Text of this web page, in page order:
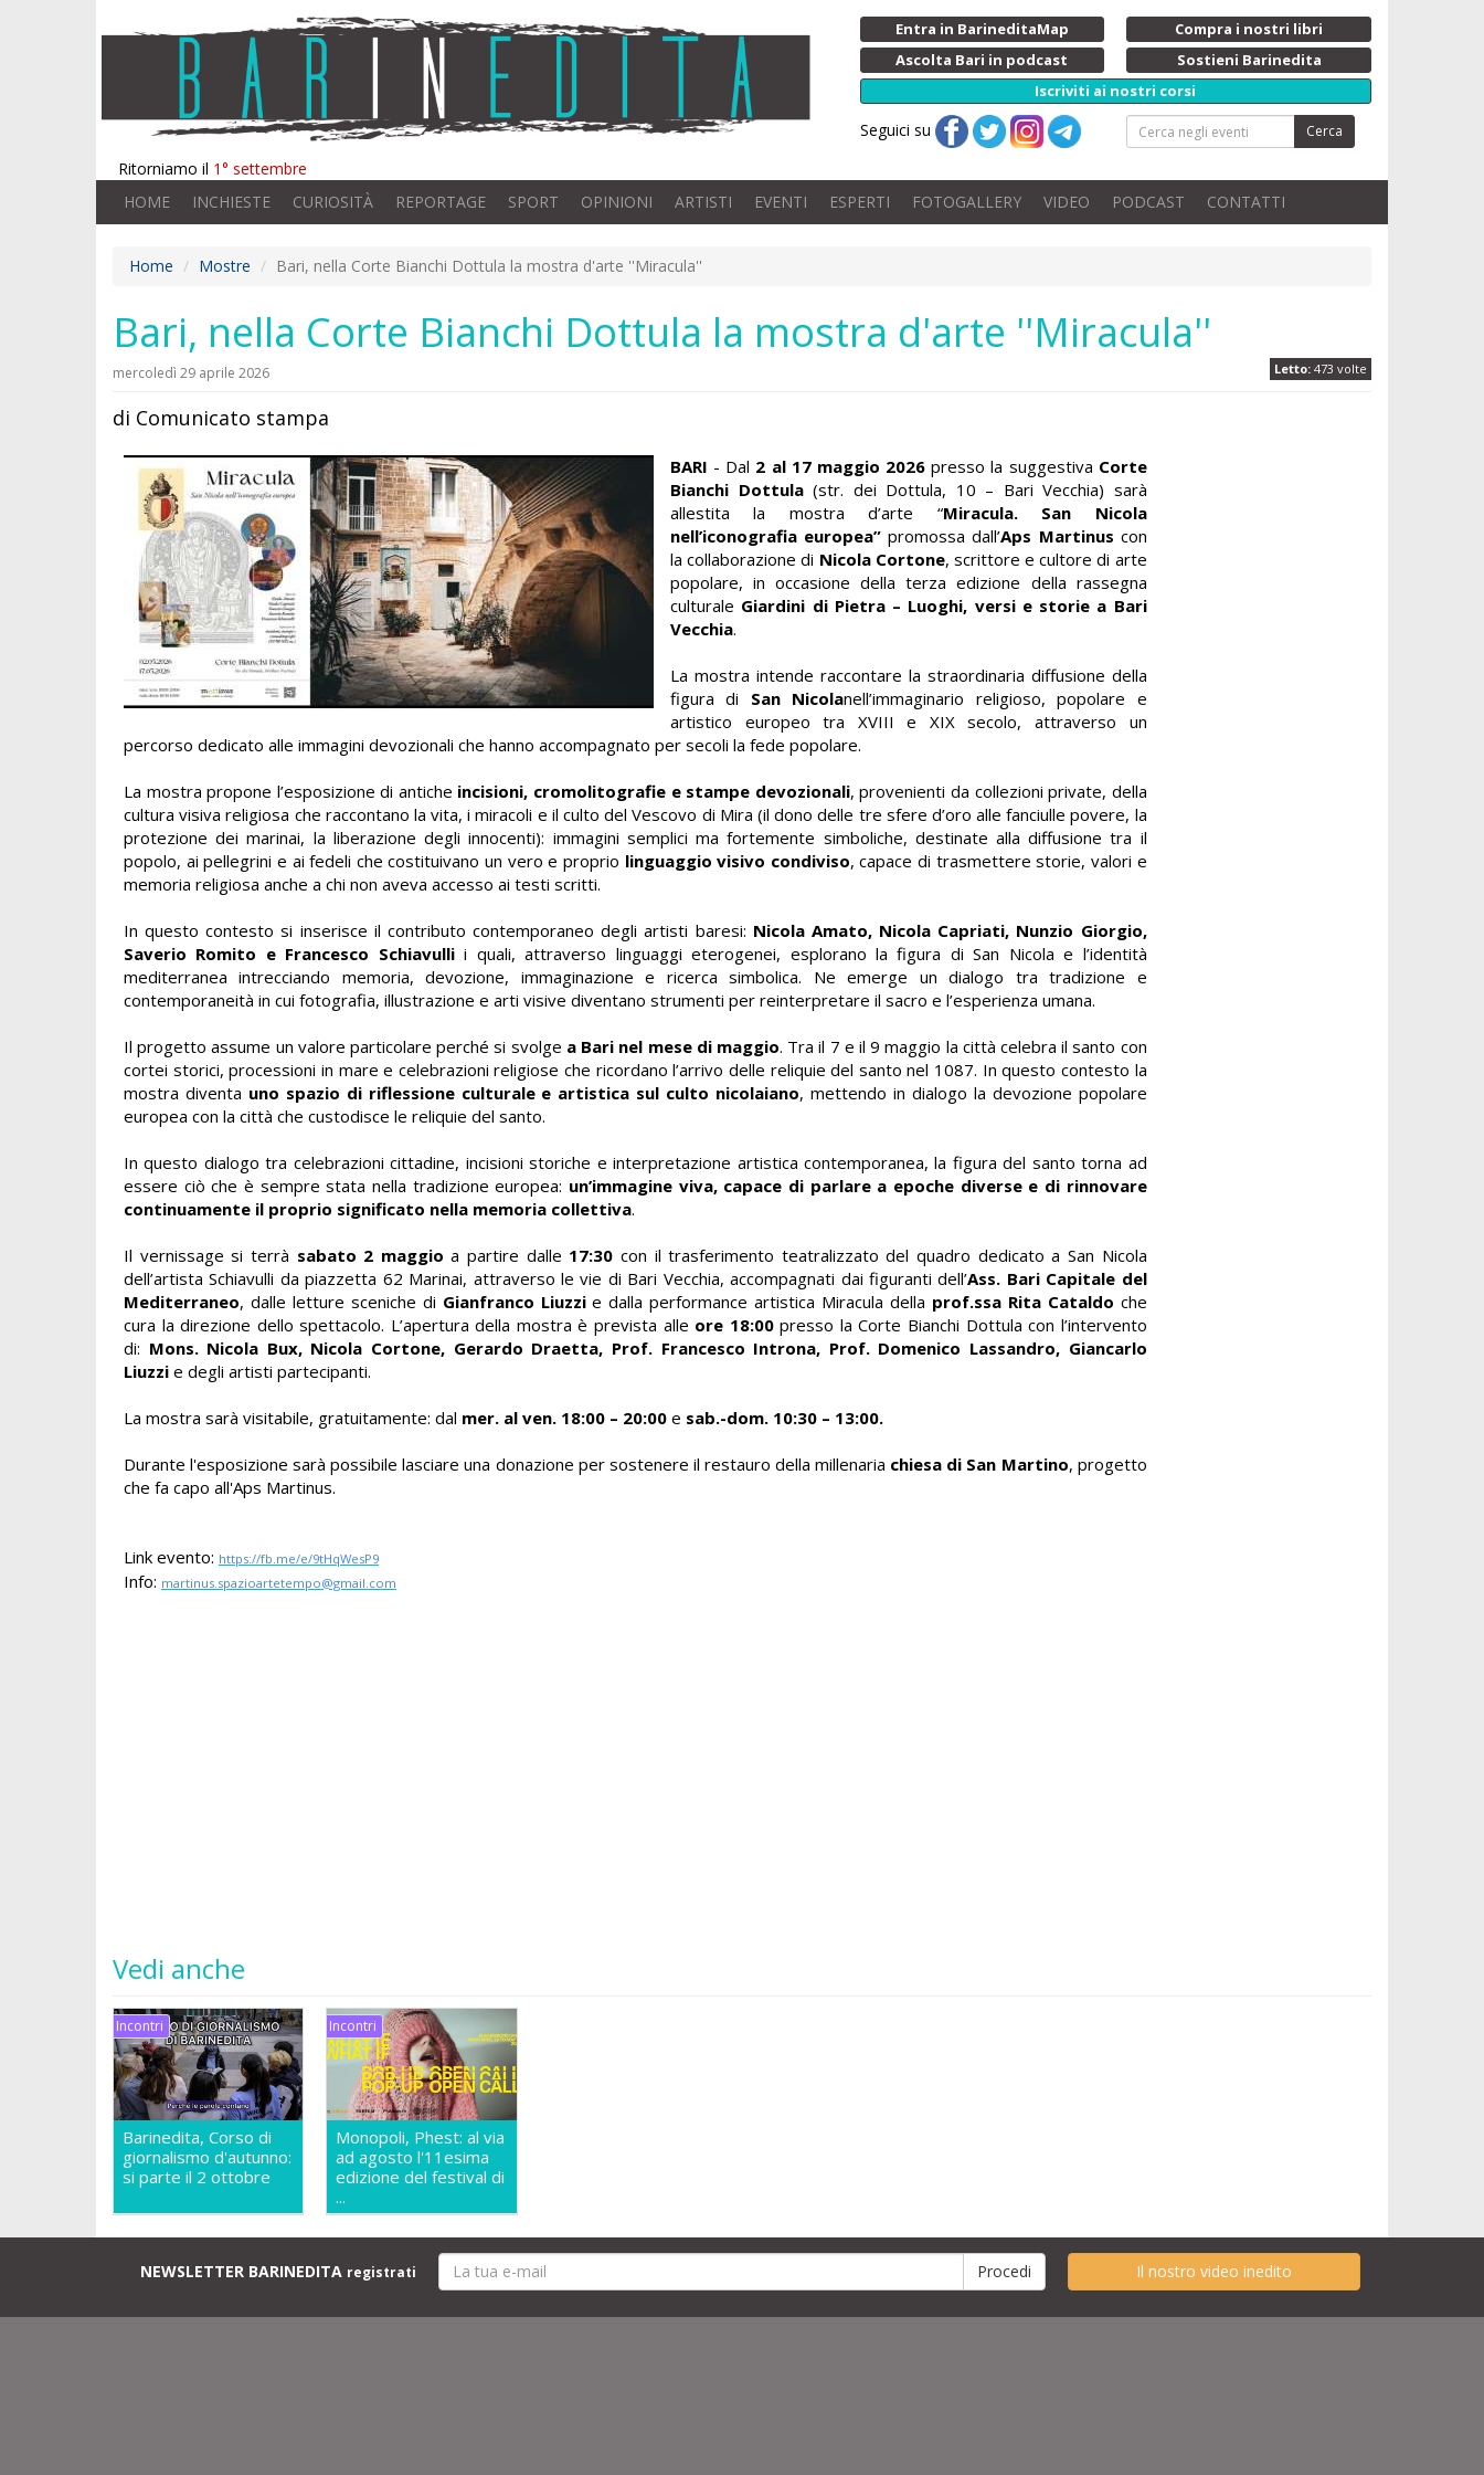
Ritorniamo il 1° settembre
Entra in BarineditaMap
Compra i nostri libri
Ascolta Bari in podcast
Sostieni Barinedita
Iscriviti ai nostri corsi
Seguici su Cerca
HOME INCHIESTE CURIOSITÀ REPORTAGE SPORT OPINIONI ARTISTI EVENTI ESPERTI FOTOGALLERY VIDEO PODCAST CONTATTI
Home Mostre Bari, nella Corte Bianchi Dottula la mostra d'arte ''Miracula''
Bari, nella Corte Bianchi Dottula la mostra d'arte ''Miracula''
Letto: 473 volte
mercoledì 29 aprile 2026
di Comunicato stampa
BARI - Dal 2 al 17 maggio 2026 presso la suggestiva Corte
Bianchi Dottula(str. dei Dottula, 10 – Bari Vecchia) sarà
allestita la mostra d’arte “Miracula. San Nicola
nell’iconografia europea”promossa dall’Aps Martinus con
la collaborazione di Nicola Cortone, scrittore e cultore di arte
popolare, in occasione della terza edizione della rassegna
culturale Giardini di Pietra – Luoghi, versi e storie a Bari
Vecchia.
La mostra intende raccontare la straordinaria diffusione della
figura di San Nicolanell’immaginario religioso, popolare e
artistico europeo tra XVIII e XIX secolo, attraverso un
percorso dedicato alle immagini devozionali che hanno accompagnato per secoli la fede popolare.
La mostra propone l’esposizione di antiche incisioni, cromolitografie e stampe devozionali, provenienti da collezioni private, della
cultura visiva religiosa che raccontano la vita, i miracoli e il culto del Vescovo di Mira (il dono delle tre sfere d’oro alle fanciulle povere, la
protezione dei marinai, la liberazione degli innocenti): immagini semplici ma fortemente simboliche, destinate alla diffusione tra il
popolo, ai pellegrini e ai fedeli che costituivano un vero e proprio linguaggio visivo condiviso, capace di trasmettere storie, valori e
memoria religiosa anche a chi non aveva accesso ai testi scritti.
In questo contesto si inserisce il contributo contemporaneo degli artisti baresi: Nicola Amato, Nicola Capriati, Nunzio Giorgio,
Saverio Romito e Francesco Schiavullii quali, attraverso linguaggi eterogenei, esplorano la figura di San Nicola e l’identità
mediterranea intrecciando memoria, devozione, immaginazione e ricerca simbolica. Ne emerge un dialogo tra tradizione e
contemporaneità in cui fotografia, illustrazione e arti visive diventano strumenti per reinterpretare il sacro e l’esperienza umana.
Il progetto assume un valore particolare perché si svolge a Bari nel mese di maggio. Tra il 7 e il 9 maggio la città celebra il santo con
cortei storici, processioni in mare e celebrazioni religiose che ricordano l’arrivo delle reliquie del santo nel 1087. In questo contesto la
mostra diventa uno spazio di riflessione culturale e artistica sul culto nicolaiano, mettendo in dialogo la devozione popolare
europea con la città che custodisce le reliquie del santo.
In questo dialogo tra celebrazioni cittadine, incisioni storiche e interpretazione artistica contemporanea, la figura del santo torna ad
essere ciò che è sempre stata nella tradizione europea: un’immagine viva, capace di parlare a epoche diverse e di rinnovare
continuamente il proprio significato nella memoria collettiva.
Il vernissage si terrà sabato 2 maggio a partire dalle 17:30 con il trasferimento teatralizzato del quadro dedicato a San Nicola
dell’artista Schiavulli da piazzetta 62 Marinai, attraverso le vie di Bari Vecchia, accompagnati dai figuranti dell’Ass. Bari Capitale del
Mediterraneo, dalle letture sceniche di Gianfranco Liuzzie dalla performance artistica Miracula della prof.ssa Rita Cataldo che
cura la direzione dello spettacolo. L’apertura della mostra è prevista alle ore 18:00presso la Corte Bianchi Dottula con l’intervento
di: Mons. Nicola Bux, Nicola Cortone, Gerardo Draetta, Prof. Francesco Introna, Prof. Domenico Lassandro, Giancarlo
Liuzzi e degli artisti partecipanti.
La mostra sarà visitabile, gratuitamente: dal mer. al ven. 18:00 – 20:00 e sab.-dom. 10:30 – 13:00.
Durante l'esposizione sarà possibile lasciare una donazione per sostenere il restauro della millenaria chiesa di San Martino, progetto
che fa capo all'Aps Martinus.
Link evento: https://fb.me/e/9tHqWesP9
Info: martinus.spazioartetempo@gmail.com
Vedi anche
Incontri
Barinedita, Corso di
giornalismo d'autunno:
si parte il 2 ottobre
Incontri
Monopoli, Phest: al via
ad agosto l'11esima
edizione del festival di
...
NEWSLETTER BARINEDITA registrati Il nostro video inedito